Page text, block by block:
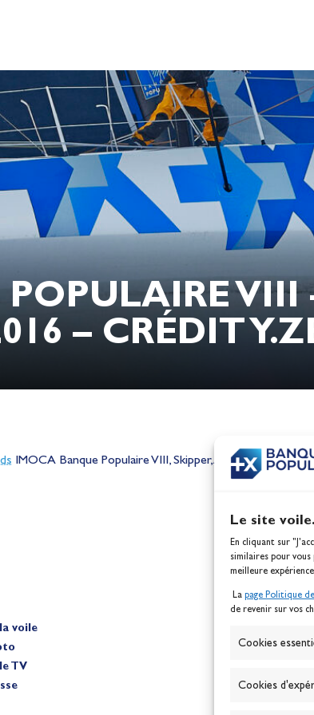
Le site
En cliquant sur
similaires pour
meilleure
La page Politique
de revenir sur vos
Cookies
Cookies
VIII
– CRÉDIT
IMOCA Banque Populaire VIII, Skipper, Armel Le Cléac’h.
Berthomieu, vice-championnes
voile
TV